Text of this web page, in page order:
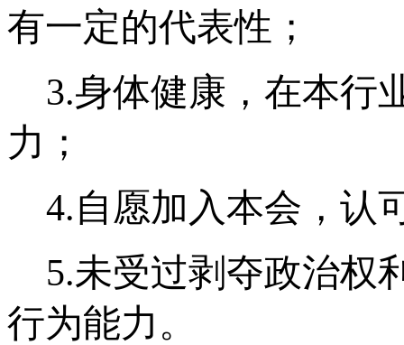
有一定的代表性；
3.身体健康，在本行
力；
4.自愿加入本会，认
5.未受过剥夺政治权
行为能力。